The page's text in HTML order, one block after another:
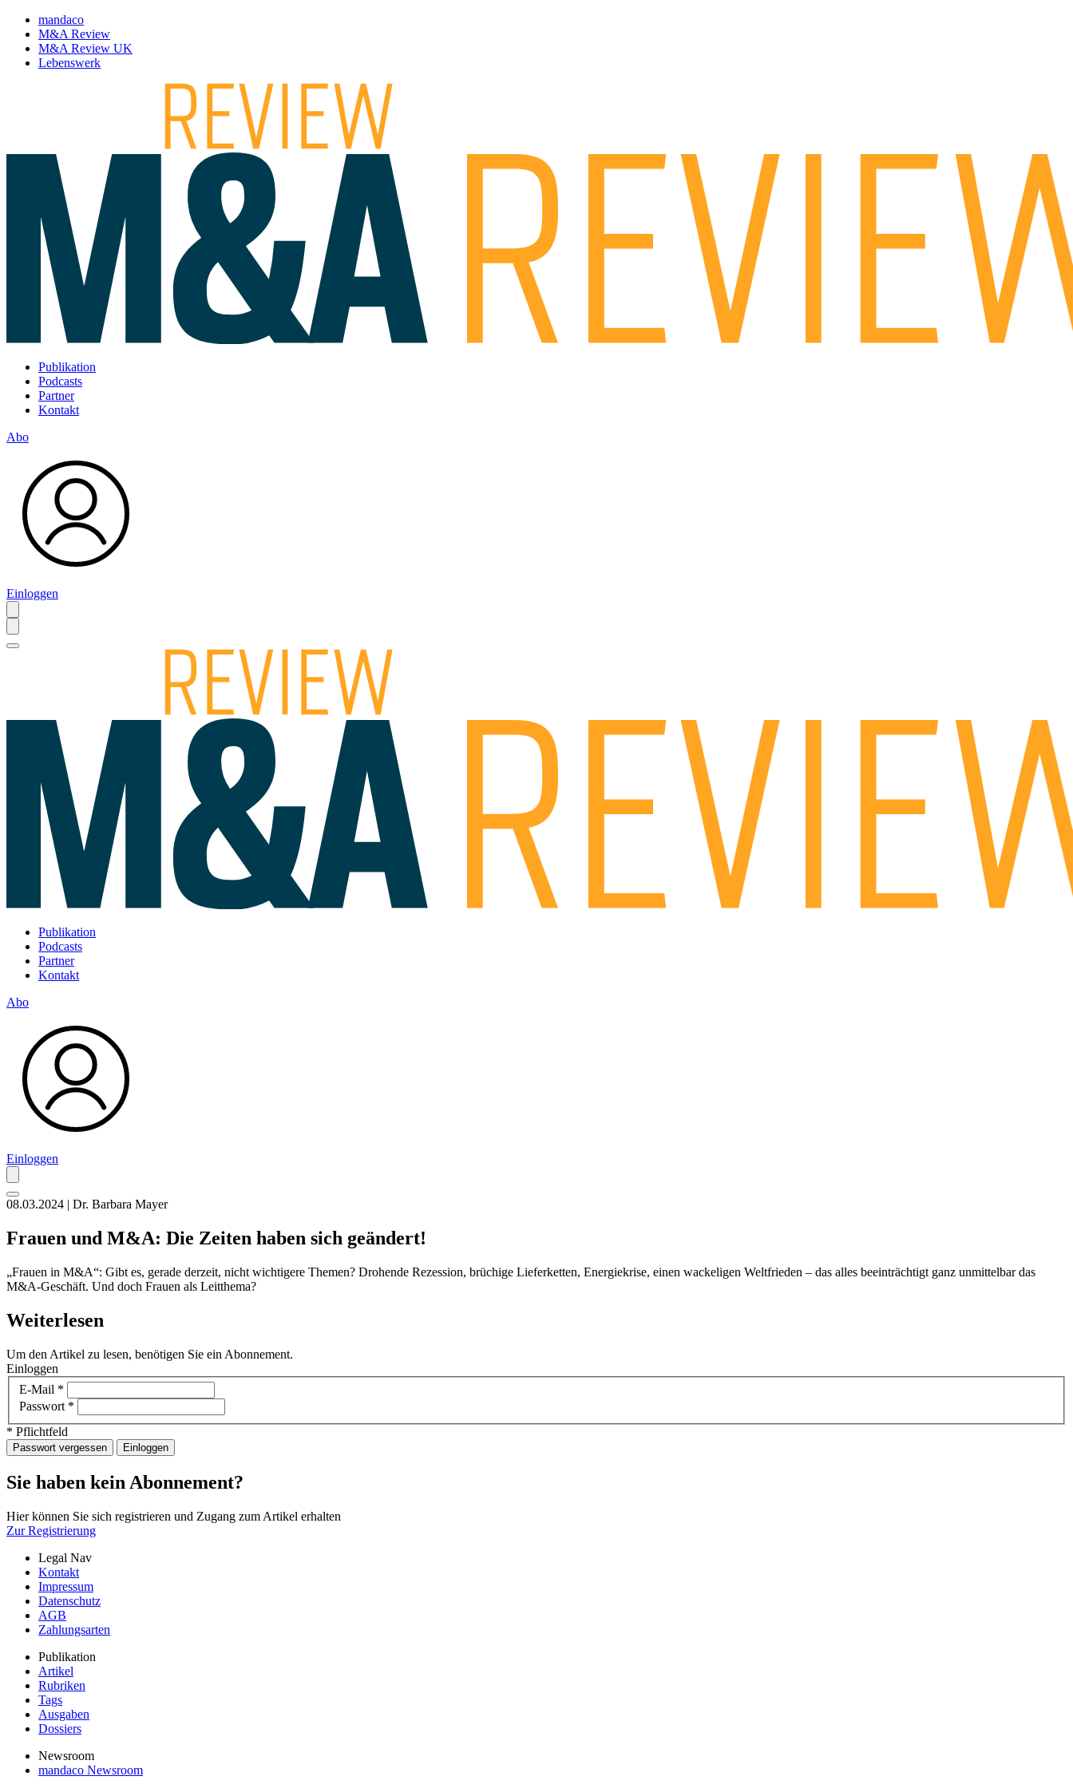
mandaco
M&A Review
M&A Review UK
Lebenswerk
Publikation
Podcasts
Partner
Kontakt
Abo
Einloggen
Publikation
Podcasts
Partner
Kontakt
Abo
Einloggen
08.03.2024 | Dr. Barbara Mayer
Frauen und M&A: Die Zeiten haben sich geändert!
„Frauen in M&A“: Gibt es, gerade derzeit, nicht wichtigere Themen? Drohende Rezession, brüchige Lieferketten, Energiekrise, einen wackeligen Weltfrieden – das alles beeinträchtigt ganz unmittelbar das
M&A-Geschäft. Und doch Frauen als Leitthema?
Weiterlesen
Um den Artikel zu lesen, benötigen Sie ein Abonnement.
Einloggen
E-Mail *
Passwort *
* Pflichtfeld
Passwort vergessen Einloggen
Sie haben kein Abonnement?
Hier können Sie sich registrieren und Zugang zum Artikel erhalten
Zur Registrierung
Legal Nav
Kontakt
Impressum
Datenschutz
AGB
Zahlungsarten
Publikation
Artikel
Rubriken
Tags
Ausgaben
Dossiers
Newsroom
mandaco Newsroom